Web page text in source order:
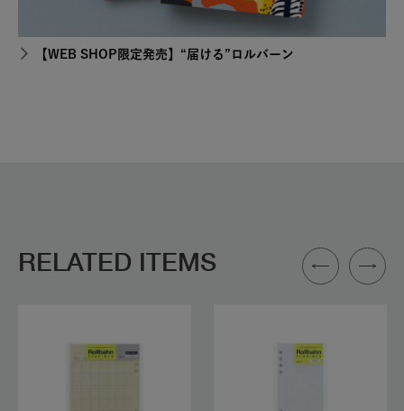
【WEB SHOP限定発売】“届ける”ロルバーン
RELATED ITEMS